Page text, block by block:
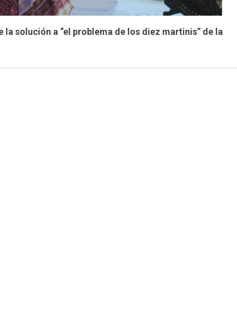
solución a “el problema de los diez martinis” de la